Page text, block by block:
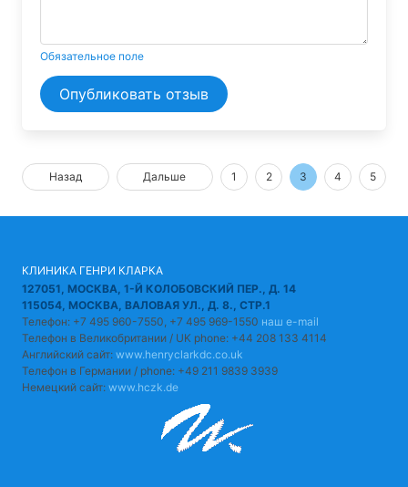
Обязательное поле
Опубликовать отзыв
Назад Дальше 1 2 3 4 5
КЛИНИКА ГЕНРИ КЛАРКА
127051, МОСКВА, 1-Й КОЛОБОВСКИЙ ПЕР., Д. 14
115054, МОСКВА, ВАЛОВАЯ УЛ., Д. 8., СТР.1
Телефон: +7 495 960-7550, +7 495 969-1550 наш e-mail
Телефон в Великобритании / UK phone: +44 208 133 4114
Английский сайт: www.henryclarkdc.co.uk
Телефон в Германии / phone: +49 211 9839 3939
Немецкий сайт: www.hczk.de